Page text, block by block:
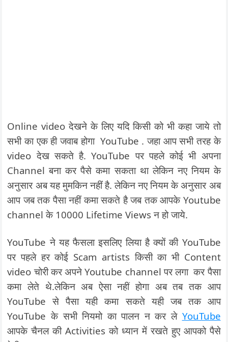
Online video देखने के लिए यदि किसी को भी कहा जाये तो
सभी का एक ही जवाब होगा YouTube . जहा आप सभी तरह के
video देख सकते है. YouTube पर पहले कोई भी अपना
Channel बना कर पैसे कमा सकता था लेकिन नए नियम के
अनुसार अब यह मुमकिन नहीं है. लेकिन नए नियम के अनुसार अब
आप जब तक पैसा नहीं कमा सकते है जब तक आपके Youtube
channel के 10000 Lifetime Views न हो जाये.
YouTube ने यह फैसला इसलिए लिया है क्यों की YouTube
पर पहले हर कोई Scam artists किसी का भी Content
video चोरी कर अपने Youtube channel पर लगा कर पैसा
कमा लेते थे.लेकिन अब ऐसा नहीं होगा अब तब तक आप
YouTube से पैसा यही कमा सकते यही जब तक आप
YouTube के सभी नियमो का पालन न कर ले YouTube
आपके चैनल की Activities को ध्यान में रखते हुए आपको पैसे